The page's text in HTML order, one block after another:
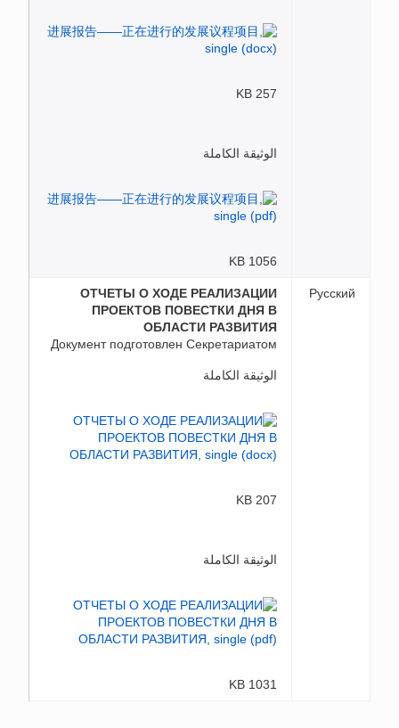
257 KB
الوثيقة الكاملة
1056 KB
Русский
ОТЧЕТЫ О ХОДЕ РЕАЛИЗАЦИИ
ПРОЕКТОВ ПОВЕСТКИ ДНЯ В
ОБЛАСТИ РАЗВИТИЯ
Документ подготовлен Секретариатом
الوثيقة الكاملة
207 KB
الوثيقة الكاملة
1031 KB